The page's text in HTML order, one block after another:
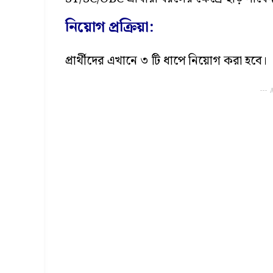
নিয়োগ প্রক্রিয়া:
প্রার্থীদের এখানে ৩ টি ধাপে নিয়োগ করা হবে।
---